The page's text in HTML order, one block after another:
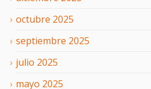
octubre 2025
septiembre 2025
julio 2025
mayo 2025